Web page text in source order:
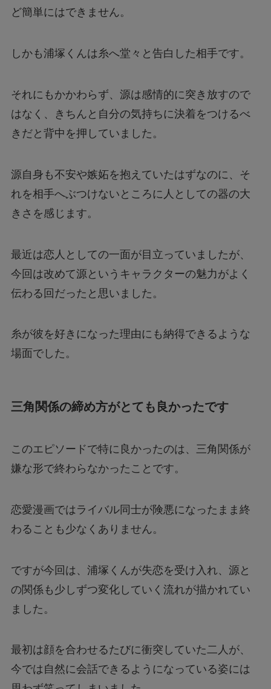
ど簡単にはできません。
しかも浦塚くんは糸へ堂々と告白した相手です。
それにもかかわらず、源は感情的に突き放すので
はなく、きちんと自分の気持ちに決着をつけるべ
きだと背中を押していました。
源自身も不安や嫉妬を抱えていたはずなのに、そ
れを相手へぶつけないところに人としての器の大
きさを感じます。
最近は恋人としての一面が目立っていましたが、
今回は改めて源というキャラクターの魅力がよく
伝わる回だったと思いました。
糸が彼を好きになった理由にも納得できるような
場面でした。
三角関係の締め方がとても良かったです
このエピソードで特に良かったのは、三角関係が
嫌な形で終わらなかったことです。
恋愛漫画ではライバル同士が険悪になったまま終
わることも少なくありません。
ですが今回は、浦塚くんが失恋を受け入れ、源と
の関係も少しずつ変化していく流れが描かれてい
ました。
最初は顔を合わせるたびに衝突していた二人が、
今では自然に会話できるようになっている姿には